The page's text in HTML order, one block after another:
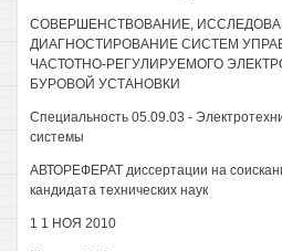
СОВЕРШЕНСТВОВАНИЕ,
ДИАГНОСТИРОВАНИЕ СИСТЕМ
ЧАСТОТНО-РЕГУЛИРУЕМОГО
БУРОВОЙ УСТАНОВКИ
Специальность 05.09.03 -
системы
АВТОРЕФЕРАТ диссертации на
кандидата технических наук
1 1 НОЯ 2010